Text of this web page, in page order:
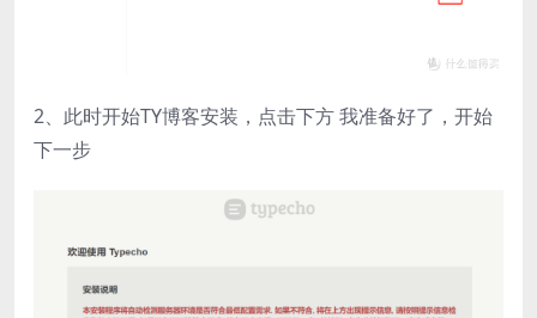
2、此时开始TY博客安装，点击下方 我准备好了，开始
下一步